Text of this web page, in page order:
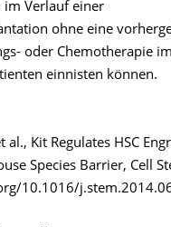
Verlauf einer
ohne eine
oder Chemotherapie im
einnisten können.
al., Kit Regulates HSC
Species Barrier, Cell
10.1016/